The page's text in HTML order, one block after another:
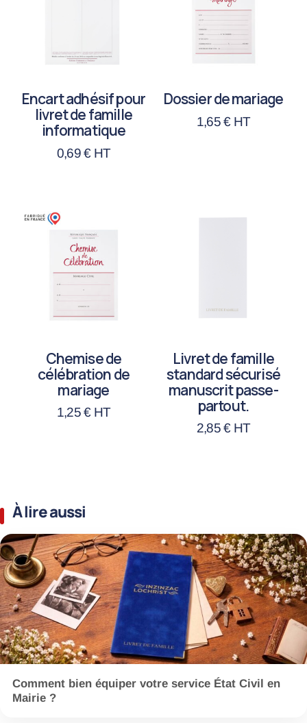
Encart adhésif pour
livret de famille
informatique
0,69€ HT
Dossier de mariage
1,65€ HT
Chemise de
célébration de
mariage
1,25€ HT
Livret de famille
standard sécurisé
manuscrit passe-
partout.
2,85€ HT
À lire aussi
Comment bien équiper votre service État Civil en
Mairie ?